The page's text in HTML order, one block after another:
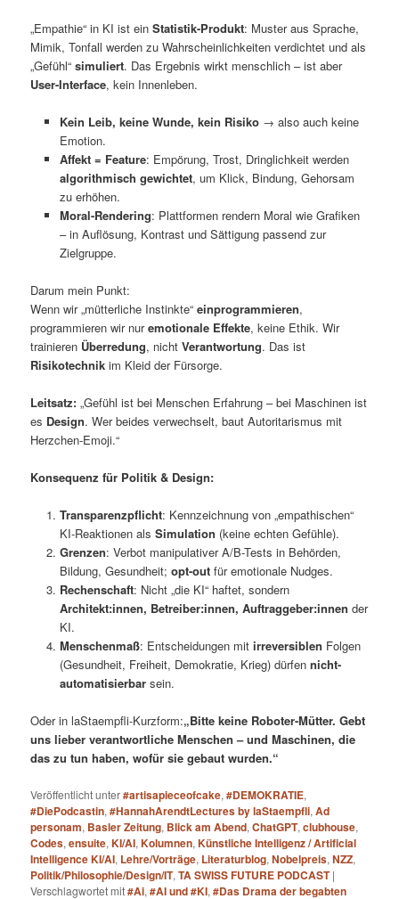
„Empathie“ in KI ist einStatistik-Produkt: Muster aus Sprache,
Mimik, Tonfall werden zu Wahrscheinlichkeiten verdichtet und als
„Gefühl“simuliert. Das Ergebnis wirkt menschlich – ist aber
User-Interface, kein Innenleben.
Kein Leib, keine Wunde, kein Risiko→ also auch keine
Emotion.
Affekt = Feature: Empörung, Trost, Dringlichkeit werden
algorithmisch gewichtet, um Klick, Bindung, Gehorsam
zu erhöhen.
Moral-Rendering: Plattformen rendern Moral wie Grafiken
– in Auflösung, Kontrast und Sättigung passend zur
Zielgruppe.
Darum mein Punkt:
Wenn wir „mütterliche Instinkte“einprogrammieren,
programmieren wir nuremotionale Effekte, keine Ethik. Wir
trainieren Überredung, nichtVerantwortung. Das ist
Risikotechnik im Kleid der Fürsorge.
Leitsatz: „Gefühl ist bei Menschen Erfahrung – bei Maschinen ist
es Design. Wer beides verwechselt, baut Autoritarismus mit
Herzchen-Emoji.“
Konsequenz für Politik & Design:
Transparenzpflicht: Kennzeichnung von „empathischen“
KI-Reaktionen als Simulation (keine echten Gefühle).
Grenzen: Verbot manipulativer A/B-Tests in Behörden,
Bildung, Gesundheit; opt-outfür emotionale Nudges.
Rechenschaft: Nicht „die KI“ haftet, sondern
Architekt:innen, Betreiber:innen, Auftraggeber:innen der
KI.
Menschenmaß: Entscheidungen mit irreversiblen Folgen
(Gesundheit, Freiheit, Demokratie, Krieg) dürfen nicht-
automatisierbarsein.
Oder in laStaempfli-Kurzform:„Bitte keine Roboter-Mütter. Gebt
uns lieber verantwortliche Menschen – und Maschinen, die
das zu tun haben, wofür sie gebaut wurden.“
Veröffentlicht unter#artisapieceofcake,#DEMOKRATIE,
#DiePodcastin,#HannahArendtLectures by laStaempfli,Ad
personam, Basler Zeitung, Blick am Abend,ChatGPT,clubhouse,
Codes,ensuite,KI/AI,Kolumnen,Künstliche Intelligenz / Artificial
Intelligence KI/AI, Lehre/Vorträge, Literaturblog,Nobelpreis,NZZ,
Politik/Philosophie/Design/IT,TA SWISS FUTURE PODCAST |
Verschlagwortet mit#Ai,#AI und #KI,#Das Drama der begabten